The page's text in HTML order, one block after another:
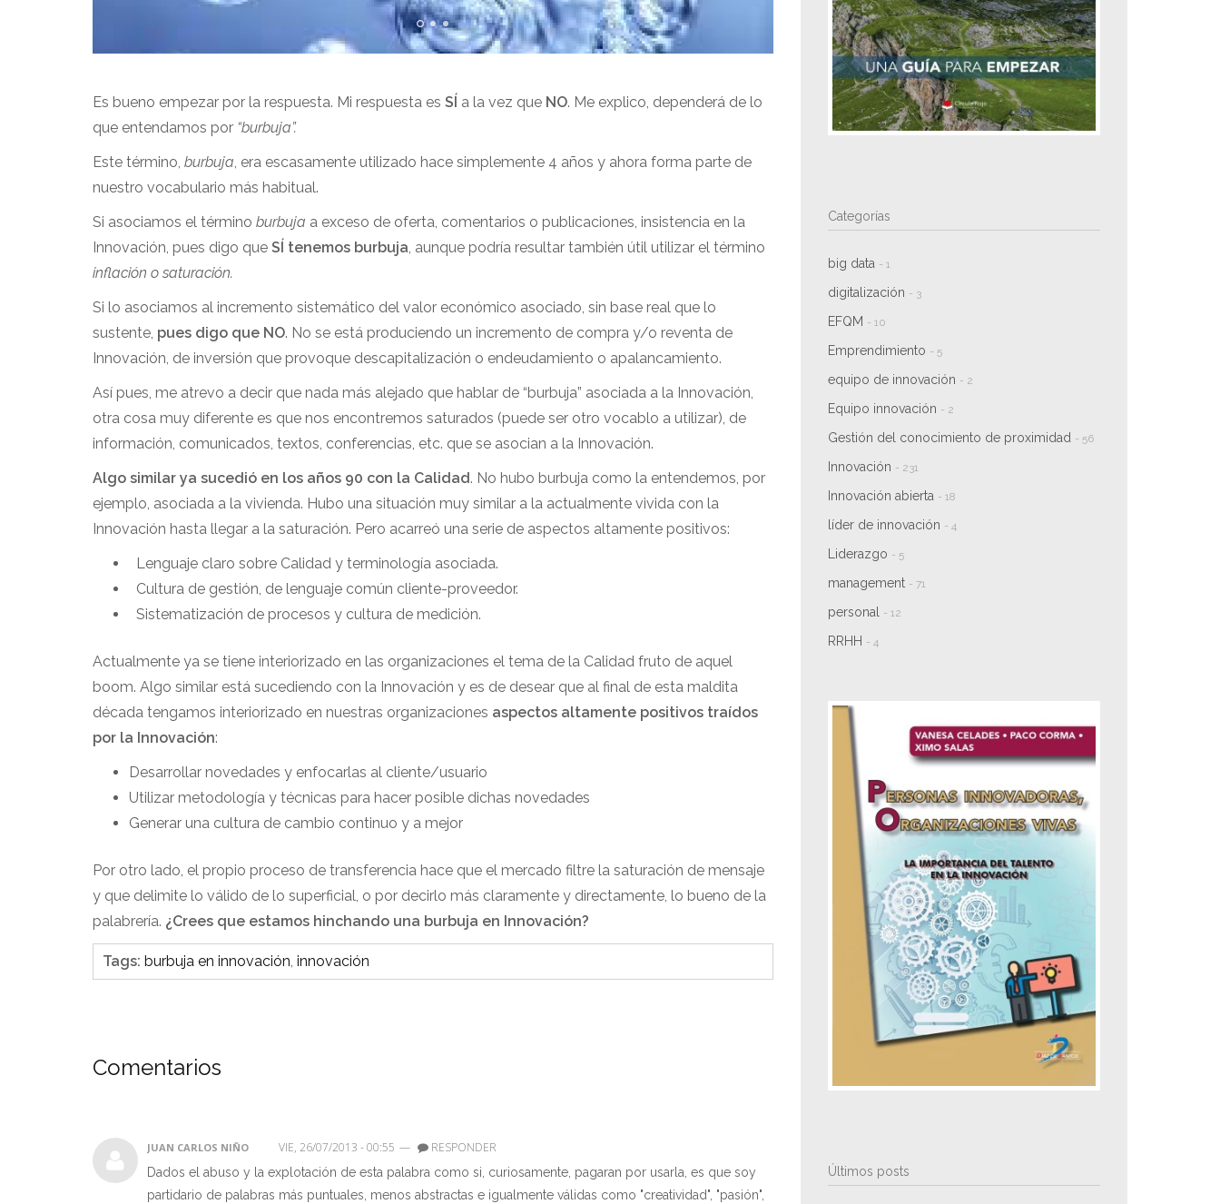
Es bueno empezar por la respuesta. Mi respuesta es SÍ a la vez que NO. Me explico, dependerá de lo
que entendamos por “burbuja”.
Este término, burbuja, era escasamente utilizado hace simplemente 4 años y ahora forma parte de
nuestro vocabulario más habitual.
Si asociamos el término burbuja a exceso de oferta, comentarios o publicaciones, insistencia en la
Innovación, pues digo que SÍ tenemos burbuja, aunque podría resultar también útil utilizar el término
inflación o saturación.
Si lo asociamos al incremento sistemático del valor económico asociado, sin base real que lo
sustente, pues digo que NO. No se está produciendo un incremento de compra y/o reventa de
Innovación, de inversión que provoque descapitalización o endeudamiento o apalancamiento.
Así pues, me atrevo a decir que nada más alejado que hablar de “burbuja” asociada a la Innovación,
otra cosa muy diferente es que nos encontremos saturados (puede ser otro vocablo a utilizar), de
información, comunicados, textos, conferencias, etc. que se asocian a la Innovación.
Algo similar ya sucedió en los años 90 con la Calidad. No hubo burbuja como la entendemos, por
ejemplo, asociada a la vivienda. Hubo una situación muy similar a la actualmente vivida con la
Innovación hasta llegar a la saturación. Pero acarreó una serie de aspectos altamente positivos:
Lenguaje claro sobre Calidad y terminología asociada.
Cultura de gestión, de lenguaje común cliente-proveedor.
Sistematización de procesos y cultura de medición.
Actualmente ya se tiene interiorizado en las organizaciones el tema de la Calidad fruto de aquel
boom. Algo similar está sucediendo con la Innovación y es de desear que al final de esta maldita
década tengamos interiorizado en nuestras organizaciones aspectos altamente positivos traídos
por la Innovación:
Desarrollar novedades y enfocarlas al cliente/usuario
Utilizar metodología y técnicas para hacer posible dichas novedades
Generar una cultura de cambio continuo y a mejor
Por otro lado, el propio proceso de transferencia hace que el mercado filtre la saturación de mensaje
y que delimite lo válido de lo superficial, o por decirlo más claramente y directamente, lo bueno de la
palabrería. ¿Crees que estamos hinchando una burbuja en Innovación?
Tags: burbuja en innovación, innovación
Comentarios
JUAN CARLOS NIÑO VIE, 26/07/2013 - 00:55 — RESPONDER
Dados el abuso y la explotación de esta palabra como si, curiosamente, pagaran por usarla, es que soy
partidario de palabras más puntuales, menos abstractas e igualmente válidas como "creatividad", "pasión",
Categorías
big data - 1
digitalización - 3
EFQM - 10
Emprendimiento - 5
equipo de innovación - 2
Equipo innovación - 2
Gestión del conocimiento de proximidad - 56
Innovación - 231
Innovación abierta - 18
líder de innovación - 4
Liderazgo - 5
management - 71
personal - 12
RRHH - 4
Últimos posts